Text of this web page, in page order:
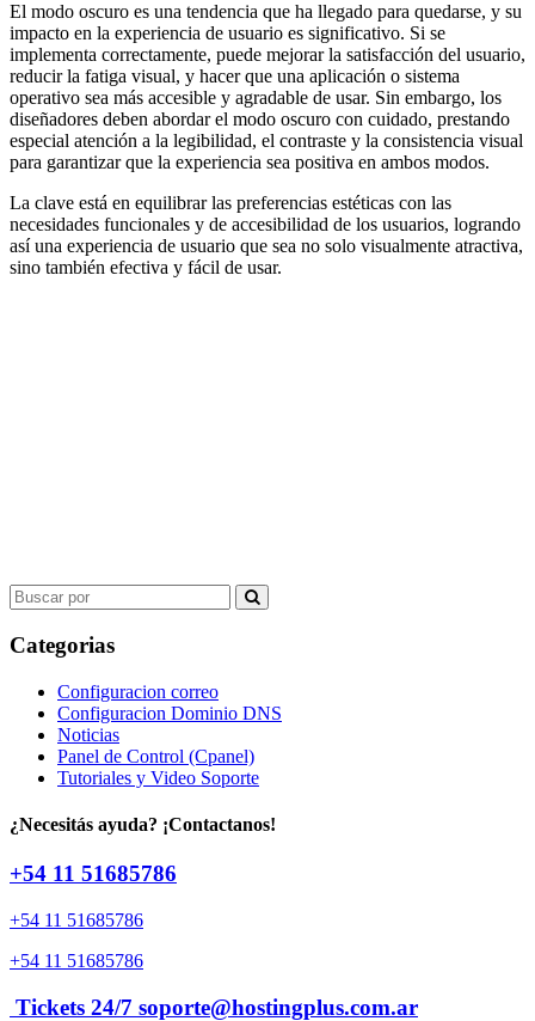
El modo oscuro es una tendencia que ha llegado para quedarse, y su
impacto en la experiencia de usuario es significativo. Si se
implementa correctamente, puede mejorar la satisfacción del usuario,
reducir la fatiga visual, y hacer que una aplicación o sistema
operativo sea más accesible y agradable de usar. Sin embargo, los
diseñadores deben abordar el modo oscuro con cuidado, prestando
especial atención a la legibilidad, el contraste y la consistencia visual
para garantizar que la experiencia sea positiva en ambos modos.
La clave está en equilibrar las preferencias estéticas con las
necesidades funcionales y de accesibilidad de los usuarios, logrando
así una experiencia de usuario que sea no solo visualmente atractiva,
sino también efectiva y fácil de usar.
Search
for:
Categorias
Configuracion correo
Configuracion Dominio DNS
Noticias
Panel de Control (Cpanel)
Tutoriales y Video Soporte
¿Necesitás ayuda? ¡Contactanos!
+54 11 51685786
+54 11 51685786
+54 11 51685786
Tickets 24/7 soporte@hostingplus.com.ar